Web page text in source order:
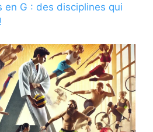
en G : des disciplines qui